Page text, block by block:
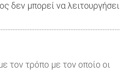
δεν μπορεί να λειτουργήσει
τον τρόπο με τον οποίο οι